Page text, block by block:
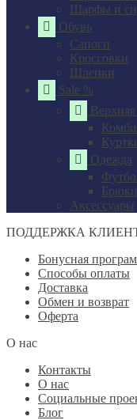
Шарфы и
Обувь
Сапоги
Кроссовки
Шлепки
Sale %
Одежда
Брюки
Аксессуары
ПОДДЕРЖКА
Бонусная
Способы оплаты
Доставка
Обмен и возврат
Оферта
О нас
Контакты
О нас
Социальные
Блог